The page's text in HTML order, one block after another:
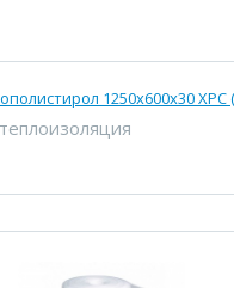
1250х600х30 ХРС